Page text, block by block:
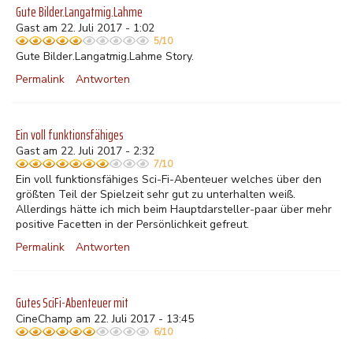
Gute Bilder.Langatmig.Lahme
Gast am 22. Juli 2017 - 1:02
5/10
Gute Bilder.Langatmig.Lahme Story.
Permalink
Antworten
Ein voll funktionsfähiges
Gast am 22. Juli 2017 - 2:32
7/10
Ein voll funktionsfähiges Sci-Fi-Abenteuer welches über den
größten Teil der Spielzeit sehr gut zu unterhalten weiß.
Allerdings hätte ich mich beim Hauptdarsteller-paar über mehr
positive Facetten in der Persönlichkeit gefreut.
Permalink
Antworten
Gutes SciFi-Abenteuer mit
CineChamp am 22. Juli 2017 - 13:45
6/10